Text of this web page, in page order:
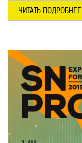
ЧИТАТЬ ПОДРОБНЕЕ